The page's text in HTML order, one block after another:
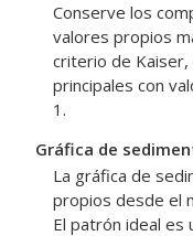
Conserve los
valores propios
criterio de
principales con
1.
Gráfica de
La gráfica de
propios desde el
El patrón ideal es